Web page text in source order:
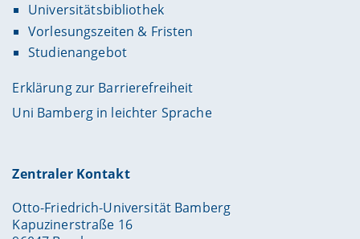
Universitätsbibliothek
Vorlesungszeiten & Fristen
Studienangebot
Erklärung zur Barrierefreiheit
Uni Bamberg in leichter Sprache
Zentraler Kontakt
Otto-Friedrich-Universität Bamberg
Kapuzinerstraße 16